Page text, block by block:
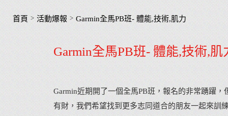
物資
臺北 路線 公益路跑 接力賽 宜蘭縣
Cosplay 哆啦a夢 健達 Doraemon 名單
首頁 > 活動爆報 > Garmin全馬PB班- 體能,技術,肌力
Garmin全馬PB班- 體能,技術,肌
Garmin近期開了一個全馬PB班，報名的非常踴躍
有財，我們希望找到更多志同道合的朋友一起來訓